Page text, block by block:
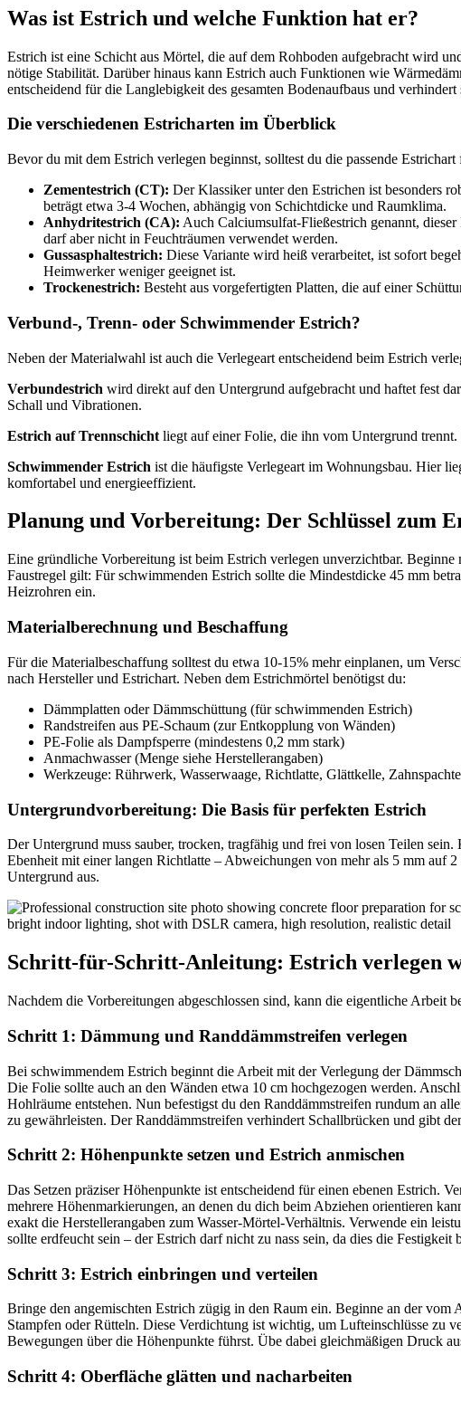
Was ist Estrich und welche Funktion hat er?
Estrich ist eine Schicht aus Mörtel, die auf dem Rohboden aufgebracht wird
nötige Stabilität. Darüber hinaus kann Estrich auch Funktionen wie
entscheidend für die Langlebigkeit des gesamten Bodenaufbaus und
Die verschiedenen Estricharten im Überblick
Bevor du mit dem Estrich verlegen beginnst, solltest du die passende
Zementestrich (CT): Der Klassiker unter den Estrichen ist besonders
beträgt etwa 3-4 Wochen, abhängig von Schichtdicke und Raumklima.
Anhydritestrich (CA): Auch Calciumsulfat-Fließestrich genannt,
darf aber nicht in Feuchträumen verwendet werden.
Gussasphaltestrich: Diese Variante wird heiß verarbeitet, ist sofort
Heimwerker weniger geeignet ist.
Trockenestrich: Besteht aus vorgefertigten Platten, die auf einer
Verbund-, Trenn- oder Schwimmender Estrich?
Neben der Materialwahl ist auch die Verlegeart entscheidend beim Estrich
Verbundestrich wird direkt auf den Untergrund aufgebracht und haftet fest
Schall und Vibrationen.
Estrich auf Trennschicht liegt auf einer Folie, die ihn vom Untergrund
Schwimmender Estrich ist die häufigste Verlegeart im Wohnungsbau. Hier
komfortabel und energieeffizient.
Planung und Vorbereitung: Der Schlüssel zum
Eine gründliche Vorbereitung ist beim Estrich verlegen unverzichtbar.
Faustregel gilt: Für schwimmenden Estrich sollte die Mindestdicke 45 mm
Heizrohren ein.
Materialberechnung und Beschaffung
Für die Materialbeschaffung solltest du etwa 10-15% mehr einplanen, um
nach Hersteller und Estrichart. Neben dem Estrichmörtel benötigst du:
Dämmplatten oder Dämmschüttung (für schwimmenden Estrich)
Randstreifen aus PE-Schaum (zur Entkopplung von Wänden)
PE-Folie als Dampfsperre (mindestens 0,2 mm stark)
Anmachwasser (Menge siehe Herstellerangaben)
Werkzeuge: Rührwerk, Wasserwaage, Richtlatte, Glättkelle,
Untergrundvorbereitung: Die Basis für perfekten Estrich
Der Untergrund muss sauber, trocken, tragfähig und frei von losen Teilen
Ebenheit mit einer langen Richtlatte – Abweichungen von mehr als 5 mm auf
Untergrund aus.
Schritt-für-Schritt-Anleitung: Estrich verlegen
Nachdem die Vorbereitungen abgeschlossen sind, kann die eigentliche Arbeit
Schritt 1: Dämmung und Randdämmstreifen verlegen
Bei schwimmendem Estrich beginnt die Arbeit mit der Verlegung der
Die Folie sollte auch an den Wänden etwa 10 cm hochgezogen werden.
Hohlräume entstehen. Nun befestigst du den Randdämmstreifen rundum an
zu gewährleisten. Der Randdämmstreifen verhindert Schallbrücken und gibt
Schritt 2: Höhenpunkte setzen und Estrich anmischen
Das Setzen präziser Höhenpunkte ist entscheidend für einen ebenen Estrich.
mehrere Höhenmarkierungen, an denen du dich beim Abziehen orientieren
exakt die Herstellerangaben zum Wasser-Mörtel-Verhältnis. Verwende ein
sollte erdfeucht sein – der Estrich darf nicht zu nass sein, da dies die
Schritt 3: Estrich einbringen und verteilen
Bringe den angemischten Estrich zügig in den Raum ein. Beginne an der
Stampfen oder Rütteln. Diese Verdichtung ist wichtig, um Lufteinschlüsse zu
Bewegungen über die Höhenpunkte führst. Übe dabei gleichmäßigen Druck
Schritt 4: Oberfläche glätten und nacharbeiten